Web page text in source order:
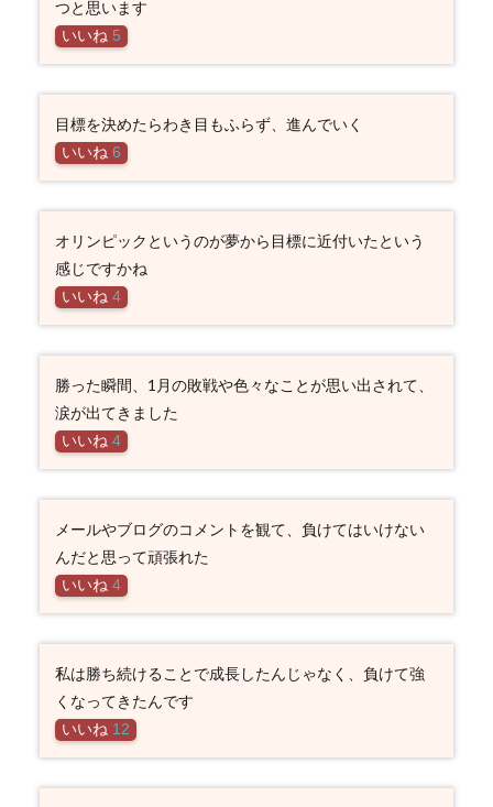
つと思います
いいね 5
目標を決めたらわき目もふらず、進んでいく
いいね 6
オリンピックというのが夢から目標に近付いたという
感じですかね
いいね 4
勝った瞬間、1月の敗戦や色々なことが思い出されて、
涙が出てきました
いいね 4
メールやブログのコメントを観て、負けてはいけない
んだと思って頑張れた
いいね 4
私は勝ち続けることで成長したんじゃなく、負けて強
くなってきたんです
いいね 12